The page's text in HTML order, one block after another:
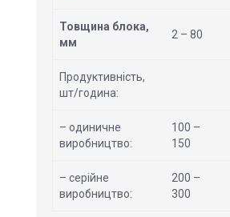
Товщина блока,
мм
2 – 80
Продуктивність,
шт/година:
– одиничне
виробництво:
100 –
150
– серійне
виробництво:
200 –
300